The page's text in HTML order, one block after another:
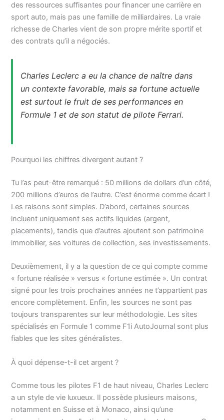
des ressources suffisantes pour financer une carrière en
sport auto, mais pas une famille de milliardaires. La vraie
richesse de Charles vient de son propre mérite sportif et
des contrats qu’il a négociés.
Charles Leclerc a eu la chance de naître dans
un contexte favorable, mais sa fortune actuelle
est surtout le fruit de ses performances en
Formule 1 et de son statut de pilote Ferrari.
Pourquoi les chiffres divergent autant ?
Tu l’as peut-être remarqué : 50 millions de dollars d’un côté,
200 millions d’euros de l’autre. C’est énorme comme écart !
Les raisons sont simples. D’abord, certaines sources
incluent uniquement ses actifs liquides (argent,
placements), tandis que d’autres ajoutent son patrimoine
immobilier, ses voitures de collection, ses investissements.
Deuxièmement, il y a la question de ce qui compte comme
« fortune réalisée » versus « fortune estimée ». Un contrat
signé pour les trois prochaines années ne t’appartient pas
encore complètement. Enfin, les sources ne sont pas
toujours transparentes sur leur méthodologie. Les sites
spécialisés en Formule 1 comme F1i AutoJournal sont plus
fiables que les sites généralistes.
À quoi dépense-t-il cet argent ?
Comme tous les pilotes F1 de haut niveau, Charles Leclerc
a un style de vie luxueux. Il possède plusieurs maisons,
notamment en Suisse et à Monaco, ainsi qu’une